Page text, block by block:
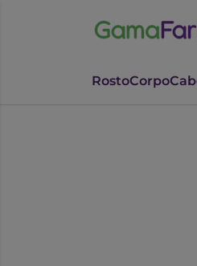
RostoCorpo